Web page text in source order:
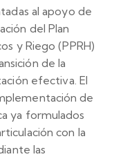
al apoyo de
del Plan
y Riego (PPRH)
de la
efectiva. El
de
ya formulados
con la
las